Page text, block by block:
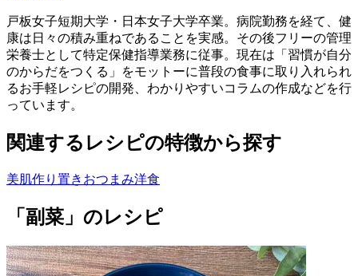
戸板女子短期大学・日本女子大学卒業。病院勤務を経て、健
康は日々の積み重ねであることを実感。その後フリーの管理
栄養士として特定保健指導業務に従事。現在は「習慣が自分
のからだをつくる」をモットーに普段の食事に取り入れられ
るお手軽レシピの開発、わかりやすいコラムの作成などを行
っています。
関連するレシピの特徴から探す
美肌作り置き おつまみ洋食
「副菜」のレシピ